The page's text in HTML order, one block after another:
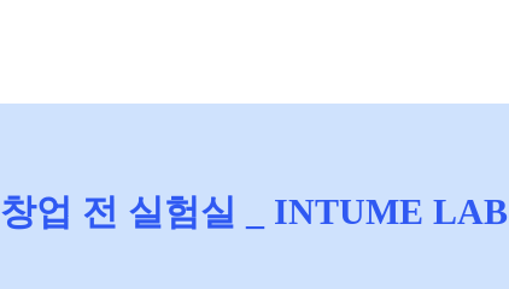
창업 전 실험실 _ INTUME LAB